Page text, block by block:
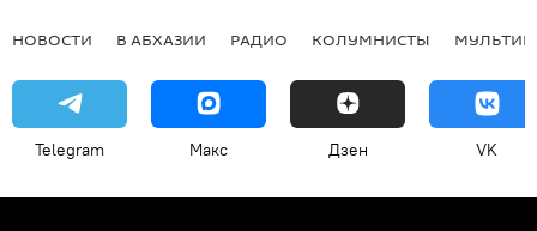
НОВОСТИ В АБХАЗИИ РАДИО КОЛУМНИСТЫ
Telegram Макс Дзен VK